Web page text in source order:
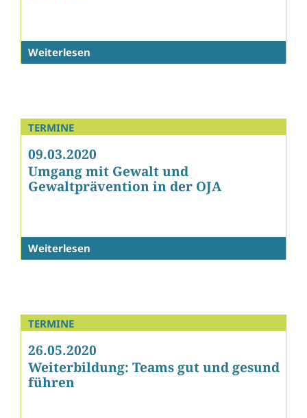
Weiterlesen
TERMINE
09.03.2020
Umgang mit Gewalt und
Gewaltprävention in der OJA
Weiterlesen
TERMINE
26.05.2020
Weiterbildung: Teams gut und gesund
führen